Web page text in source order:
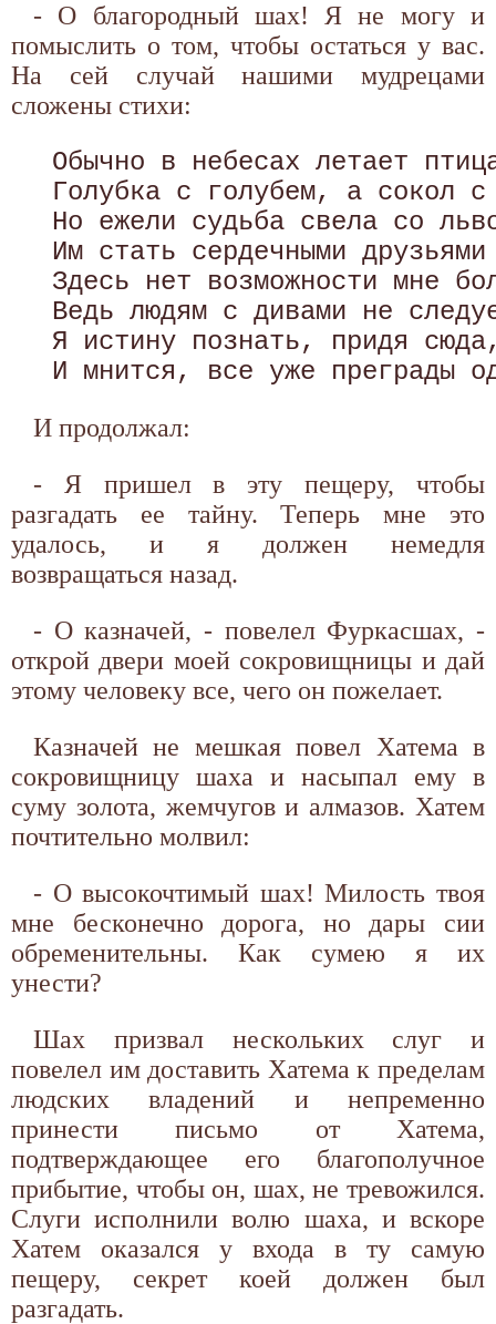
- О благородный шах! Я не могу и
помыслить о том, чтобы остаться у вас.
На сей случай нашими мудрецами
сложены стихи:
Обычно в небесах летает
Голубка с голубем, а сокол
Но ежели судьба свела со
Им стать сердечными
Здесь нет возможности мне
Ведь людям с дивами не
Я истину познать, придя
И продолжал:
- Я пришел в эту пещеру, чтобы
разгадать ее тайну. Теперь мне это
удалось, и я должен немедля
возвращаться назад.
- О казначей, - повелел Фуркасшах, -
открой двери моей сокровищницы и дай
этому человеку все, чего он пожелает.
Казначей не мешкая повел Хатема в
сокровищницу шаха и насыпал ему в
суму золота, жемчугов и алмазов. Хатем
почтительно молвил:
- О высокочтимый шах! Милость твоя
мне бесконечно дорога, но дары сии
обременительны. Как сумею я их
унести?
Шах призвал нескольких слуг и
повелел им доставить Хатема к пределам
людских владений и непременно
принести письмо от Хатема,
подтверждающее его благополучное
прибытие, чтобы он, шах, не тревожился.
Слуги исполнили волю шаха, и вскоре
Хатем оказался у входа в ту самую
пещеру, секрет коей должен был
разгадать.